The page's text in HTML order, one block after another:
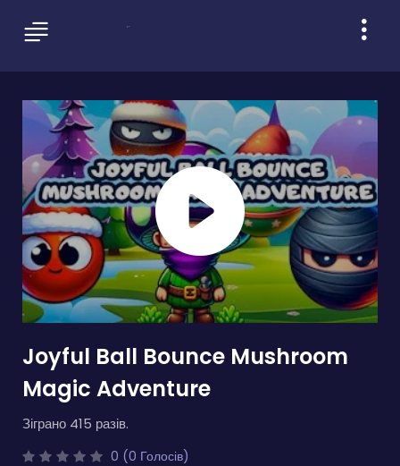
Joyful Ball Bounce Mushroom
Magic Adventure
Зіграно 415 разів.
0 (0 Голосів)